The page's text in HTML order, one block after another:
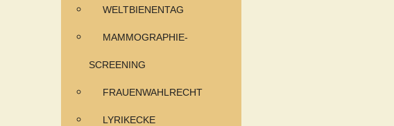
WELTBIENENTAG
MAMMOGRAPHIE-
SCREENING
FRAUENWAHLRECHT
LYRIKECKE